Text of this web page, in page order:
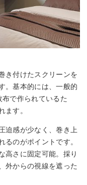
き付けたスクリーンを
。基本的には、一般的
で作られているた
ます。
迫感が少なく、巻き上
るのがポイントです。
高さに固定可能。採り
外からの視線を遮った